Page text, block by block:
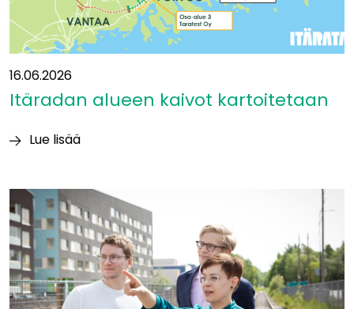
16.06.2026
Itäradan alueen kaivot kartoitetaan
Lue lisää
kartoitetaan